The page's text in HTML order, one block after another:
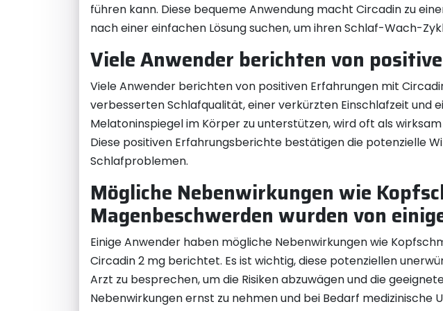
führen kann. Diese bequeme Anwendung macht Circadin zu
nach einer einfachen Lösung suchen, um ihren Schlaf-Wach-
Viele Anwender berichten von
Viele Anwender berichten von positiven Erfahrungen mit
verbesserten Schlafqualität, einer verkürzten Einschlafzeit und
Melatoninspiegel im Körper zu unterstützen, wird oft als
Diese positiven Erfahrungsberichte bestätigen die potenzielle
Schlafproblemen.
Mögliche Nebenwirkungen wie
Magenbeschwerden wurden von
Einige Anwender haben mögliche Nebenwirkungen wie
Circadin 2 mg berichtet. Es ist wichtig, diese potenziellen
Arzt zu besprechen, um die Risiken abzuwägen und die
Nebenwirkungen ernst zu nehmen und bei Bedarf medizinische